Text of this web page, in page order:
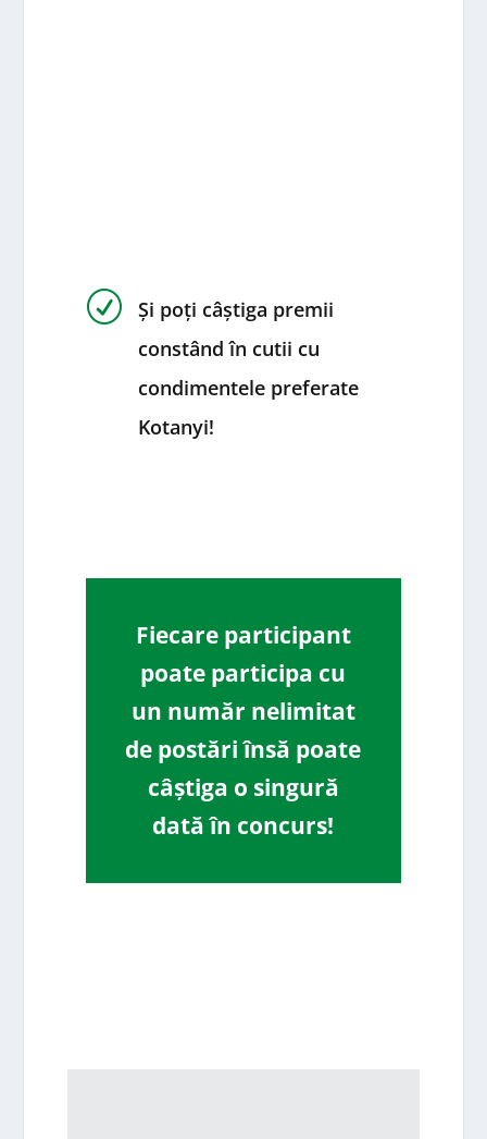
R
Și poți câștiga premii
constând în cutii cu
condimentele preferate
Kotanyi!
Fiecare participant
poate participa cu
un număr nelimitat
de postări însă poate
câștiga o singură
dată în concurs!